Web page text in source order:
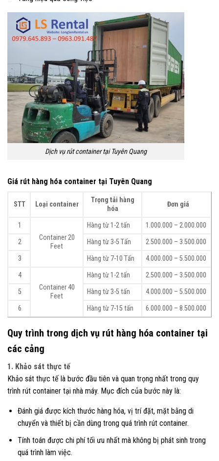
Dịch vụ rút container tại Tuyên Quang
Giá rút hàng hóa container tại Tuyên Quang
STT Loại container
Trọng tải hàng
hóa
Đơn giá
1
Container 20
Feet
Hàng từ 1-2 tấn
1.000.000 – 2.000.000
2
Hàng từ 3-5 Tấn
2.500.000 – 3.500.000
3
Hàng từ 7-10 Tấn
4.000.000 – 5.500.000
4
Container 40
Feet
Hàng từ 1-2 tấn
2.500.000 – 3.500.000
5
Hàng từ 3-5 tấn
4.000.000 – 5.500.000
6
Hàng từ 7-15 tấn 6.000.000 – 8.500.000
Quy trình trong dịch vụ rút hàng hóa container tại
các cảng
1. Khảo sát thực tế
Khảo sát thực tế là bước đầu tiên và quan trọng nhất trong quy
trình rút container tại nhà máy. Mục đích của bước này là:
Đánh giá được kích thước hàng hóa, vị trí đặt, mặt bằng di
chuyển và thiết bị cần dùng trong quá trình rút container.
Tính toán được chi phí tối ưu nhất mà không bị phát sinh trong
quá trình làm việc.